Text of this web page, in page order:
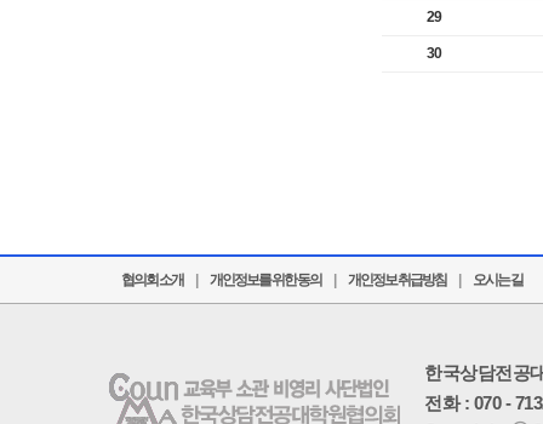
29
30
협의회 소개 개인정보를 위한 동의 개인정보 취급방침 오시는 길
한국상담전공
전화 : 070 -